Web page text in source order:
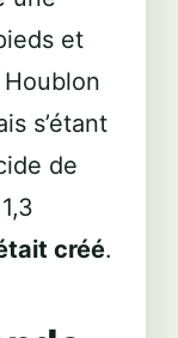
et
s’étant
de
créé.